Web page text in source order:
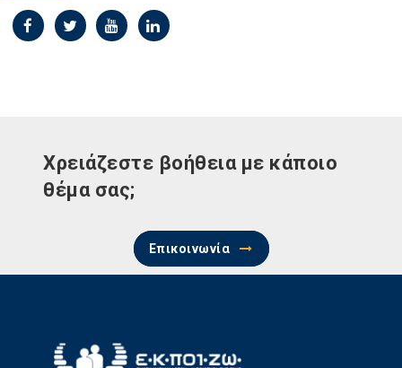
Χρειάζεστε βοήθεια με κάποιο
θέμα σας;
Επικοινωνία